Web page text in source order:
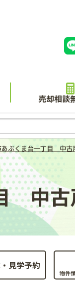
売却相談
あぶくま台一丁目 中古
中古
物件